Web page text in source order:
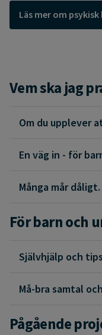
Läs mer om psykisk
Vem ska jag
Om du upplever
En väg in - för
Många mår
För barn och
Självhjälp och tips
Må-bra samtal
Pågående